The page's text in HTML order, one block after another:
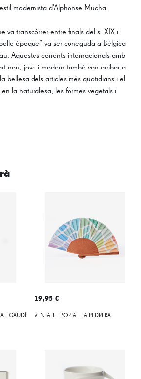
modernista d'Alphonse Mucha.
va transcórrer entre finals del s. XIX i
époque” va ser coneguda a Bèlgica
Aquestes corrents internacionals amb
nou, jove i modern també van arribar a
bellesa dels articles més quotidians i el
la naturalesa, les formes vegetals i
- GAUDÍ
19,95 €
VENTALL - PORTA - LA PEDRERA